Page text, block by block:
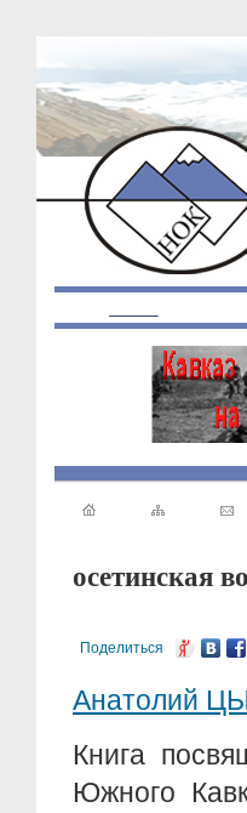
осетинская
Поделиться
Анатолий
Книга
Южного